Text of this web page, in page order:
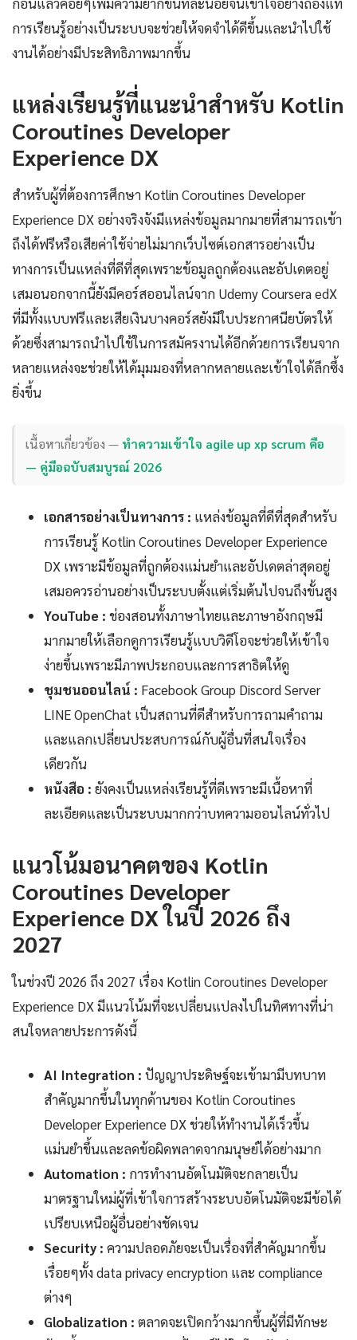
การเรียนรู้อย่างเป็นระบบจะช่วยให้จดจำได้ดีขึ้นและนำไปใช้
งานได้อย่างมีประสิทธิภาพมากขึ้น
แหล่งเรียนรู้ที่แนะนำสำหรับ Kotlin
Coroutines Developer
Experience DX
สำหรับผู้ที่ต้องการศึกษา Kotlin Coroutines Developer
Experience DX อย่างจริงจังมีแหล่งข้อมูลมากมายที่สามารถเข้า
ถึงได้ฟรีหรือเสียค่าใช้จ่ายไม่มากเว็บไซต์เอกสารอย่างเป็น
ทางการเป็นแหล่งที่ดีที่สุดเพราะข้อมูลถูกต้องและอัปเดตอยู่
เสมอนอกจากนี้ยังมีคอร์สออนไลน์จาก Udemy Coursera edX
ที่มีทั้งแบบฟรีและเสียเงินบางคอร์สยังมีใบประกาศนียบัตรให้
ด้วยซึ่งสามารถนำไปใช้ในการสมัครงานได้อีกด้วยการเรียนจาก
หลายแหล่งจะช่วยให้ได้มุมมองที่หลากหลายและเข้าใจได้ลึกซึ้ง
ยิ่งขึ้น
เนื้อหาเกี่ยวข้อง — ทำความเข้าใจ agile up xp scrum คือ
— คู่มือฉบับสมบูรณ์ 2026
เอกสารอย่างเป็นทางการ : แหล่งข้อมูลที่ดีที่สุดสำหรับ
การเรียนรู้ Kotlin Coroutines Developer Experience
DX เพราะมีข้อมูลที่ถูกต้องแม่นยำและอัปเดตล่าสุดอยู่
เสมอควรอ่านอย่างเป็นระบบตั้งแต่เริ่มต้นไปจนถึงขั้นสูง
YouTube : ช่องสอนทั้งภาษาไทยและภาษาอังกฤษมี
มากมายให้เลือกดูการเรียนรู้แบบวิดีโอจะช่วยให้เข้าใจ
ง่ายขึ้นเพราะมีภาพประกอบและการสาธิตให้ดู
ชุมชนออนไลน์ : Facebook Group Discord Server
LINE OpenChat เป็นสถานที่ดีสำหรับการถามคำถาม
และแลกเปลี่ยนประสบการณ์กับผู้อื่นที่สนใจเรื่อง
เดียวกัน
หนังสือ : ยังคงเป็นแหล่งเรียนรู้ที่ดีเพราะมีเนื้อหาที่
ละเอียดและเป็นระบบมากกว่าบทความออนไลน์ทั่วไป
แนวโน้มอนาคตของ Kotlin
Coroutines Developer
Experience DX ในปี 2026 ถึง
2027
ในช่วงปี 2026 ถึง 2027 เรื่อง Kotlin Coroutines Developer
Experience DX มีแนวโน้มที่จะเปลี่ยนแปลงไปในทิศทางที่น่า
สนใจหลายประการดังนี้
AI Integration : ปัญญาประดิษฐ์จะเข้ามามีบทบาท
สำคัญมากขึ้นในทุกด้านของ Kotlin Coroutines
Developer Experience DX ช่วยให้ทำงานได้เร็วขึ้น
แม่นยำขึ้นและลดข้อผิดพลาดจากมนุษย์ได้อย่างมาก
Automation : การทำงานอัตโนมัติจะกลายเป็น
มาตรฐานใหม่ผู้ที่เข้าใจการสร้างระบบอัตโนมัติจะมีข้อได้
เปรียบเหนือผู้อื่นอย่างชัดเจน
Security : ความปลอดภัยจะเป็นเรื่องที่สำคัญมากขึ้น
เรื่อยๆทั้ง data privacy encryption และ compliance
ต่างๆ
Globalization : ตลาดจะเปิดกว้างมากขึ้นผู้ที่มีทักษะ